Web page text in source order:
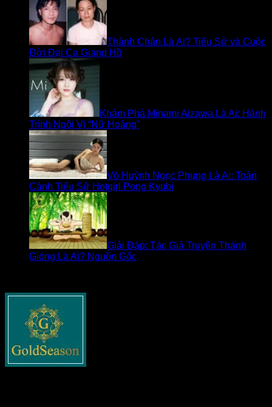
Thành Chân Là Ai? Tiểu Sử và Cuộc
Đời Đại Ca Giang Hồ
Khám Phá Minami Aizawa Là Ai: Hành
Trình Ngôi Vị “Nữ Hoàng”
Võ Huỳnh Ngọc Phụng Là Ai: Toàn
Cảnh Tiểu Sử Hotgirl Pong Kyubi
Giải Đáp: Tác Giả Truyện Thánh
Gióng Là Ai? Nguồn Gốc